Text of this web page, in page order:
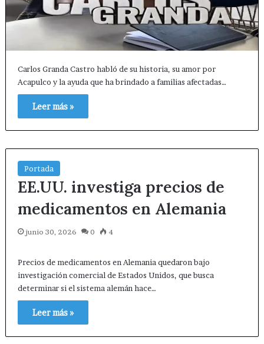
Carlos Granda Castro habló de su historia, su amor por
Acapulco y la ayuda que ha brindado a familias afectadas…
Leer más »
Portada
EE.UU. investiga precios de
medicamentos en Alemania
junio 30, 2026 0 4
Precios de medicamentos en Alemania quedaron bajo
investigación comercial de Estados Unidos, que busca
determinar si el sistema alemán hace…
Leer más »